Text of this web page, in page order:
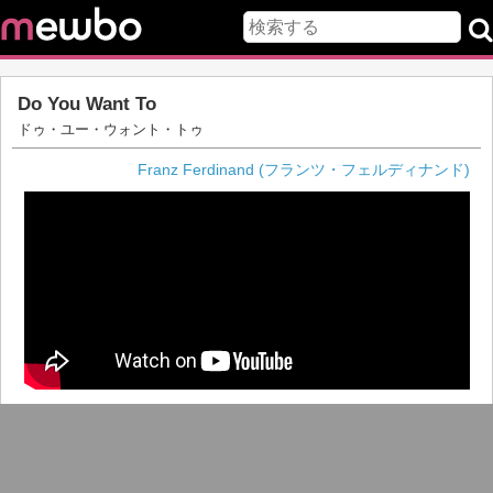
Do You Want To
ドゥ・ユー・ウォント・トゥ
Franz Ferdinand (フランツ・フェルディナンド)